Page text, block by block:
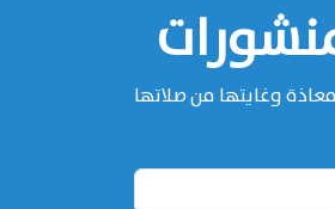
معاذة وغايتها من صلاتها